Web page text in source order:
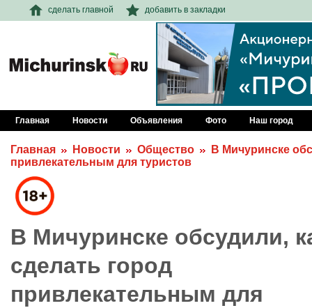
сделать главной добавить в закладки
Главная Новости Объявления Фото Наш город
Главная Новости Общество
В Мичуринске
привлекательным для туристов
В Мичуринске обсудили,
сделать город
привлекательным для